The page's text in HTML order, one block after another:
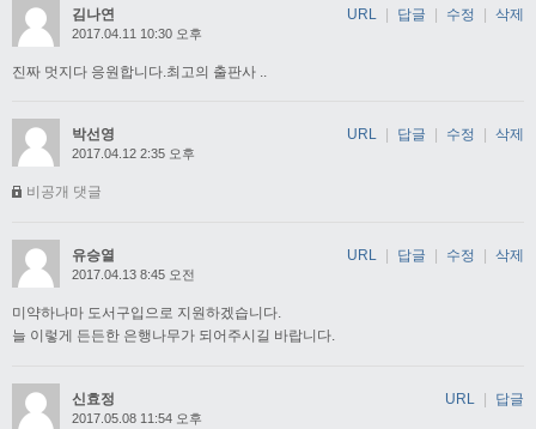
김나연
2017.04.11 10:30 오후
진짜 멋지다 응원합니다.최고의 출판사 ..
URL | 답글 | 수정 | 삭제
박선영
2017.04.12 2:35 오후
비공개 댓글
URL 답글 수정 삭제
유승열
2017.04.13 8:45 오전
미약하나마 도서구입으로 지원하겠습니다.
늘 이렇게 든든한 은행나무가 되어주시길 바랍니다.
URL 답글 수정 삭제
신효정
2017.05.08 11:54 오후
URL 답글